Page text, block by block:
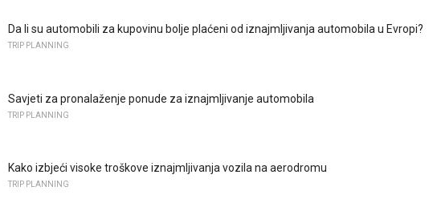
Da li su automobili za kupovinu bolje plaćeni od iznajmljivanja automobila u Evropi?
TRIP PLANNING
Savjeti za pronalaženje ponude za iznajmljivanje automobila
TRIP PLANNING
Kako izbjeći visoke troškove iznajmljivanja vozila na aerodromu
TRIP PLANNING